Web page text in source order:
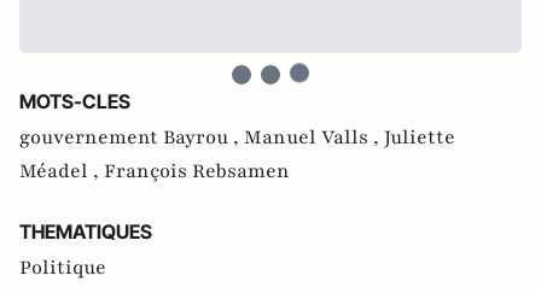
MOTS-CLES
gouvernement Bayrou , Manuel Valls , Juliette
Méadel , François Rebsamen
THEMATIQUES
Politique